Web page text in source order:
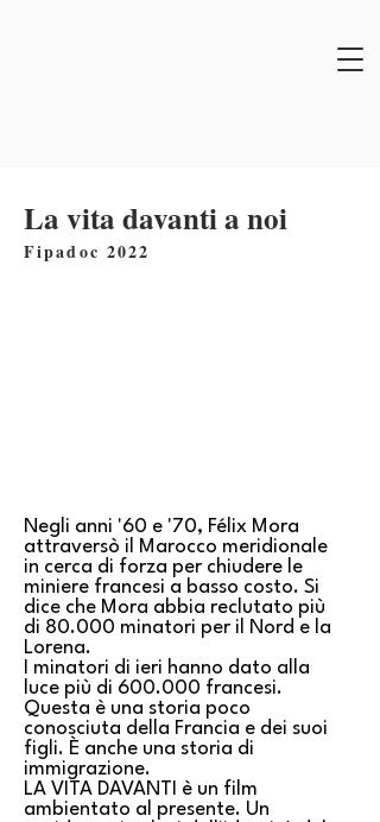
La vita davanti a noi
Fipadoc 2022
Negli anni '60 e '70, Félix Mora
attraversò il Marocco meridionale
in cerca di forza per chiudere le
miniere francesi a basso costo. Si
dice che Mora abbia reclutato più
di 80.000 minatori per il Nord e la
Lorena.
I minatori di ieri hanno dato alla
luce più di 600.000 francesi.
Questa è una storia poco
conosciuta della Francia e dei suoi
figli. È anche una storia di
immigrazione.
LA VITA DAVANTI è un film
ambientato al presente. Un